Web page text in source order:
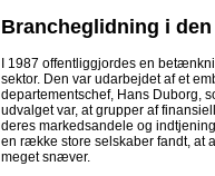
Brancheglidning i
I 1987 offentliggjordes en
sektor. Den var udarbejdet af et
departementschef, Hans Duborg,
udvalget var, at grupper af
deres markedsandele og
en række store selskaber fandt, at
meget snæver.